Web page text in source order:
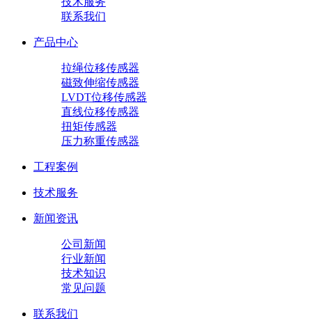
联系我们
产品中心
拉绳位移传感器
磁致伸缩传感器
LVDT位移传感器
直线位移传感器
扭矩传感器
压力称重传感器
工程案例
技术服务
新闻资讯
公司新闻
行业新闻
技术知识
常见问题
联系我们